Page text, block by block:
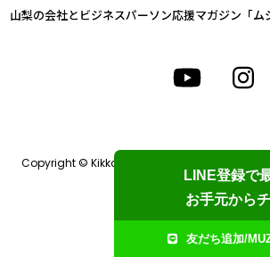
山梨の会社とビジネスパーソン応援マガジン「ム
Copyright © Kikkake Design Labo. All Rights
LINE登録で
お手元から
友だち追加/